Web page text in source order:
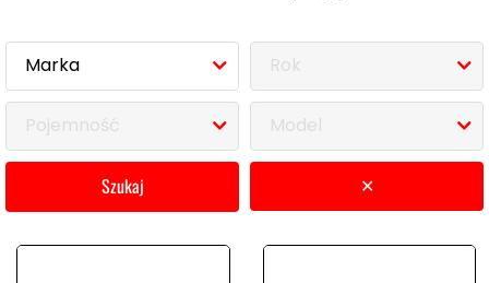
Marka Rok
Pojemność Model
szukaj ✕